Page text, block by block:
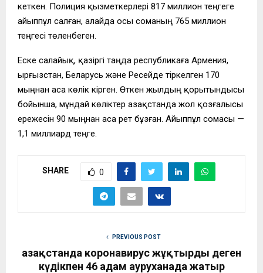
кеткен. Полиция қызметкерлері 817 миллион теңгеге
айыппұл салған, алайда осы соманың 765 миллион
теңгесі төленбеген.
Еске салайық, қазіргі таңда республикаға Армения,
Қырғызстан, Беларусь және Ресейде тіркелген 170
мыңнан аса көлік кірген. Өткен жылдың қорытындысы
бойынша, мұндай көліктер Қазақстанда жол қозғалысы
ережесін 90 мыңнан аса рет бұзған. Айыппұл сомасы —
1,1 миллиард теңге.
SHARE 0
PREVIOUS POST
Қазақстанда коронавирус жұқтырды деген
күдікпен 46 адам ауруханада жатыр